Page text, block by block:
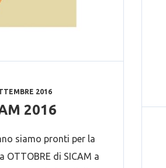
2016
2016
siamo pronti per la
OTTOBRE di SICAM a